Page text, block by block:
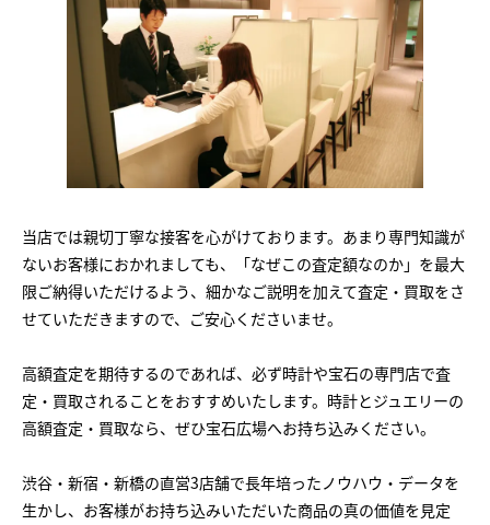
当店では親切丁寧な接客を心がけております。あまり専門知識が
ないお客様におかれましても、「なぜこの査定額なのか」を最大
限ご納得いただけるよう、細かなご説明を加えて査定・買取をさ
せていただきますので、ご安心くださいませ。
高額査定を期待するのであれば、必ず時計や宝石の専門店で査
定・買取されることをおすすめいたします。時計とジュエリーの
高額査定・買取なら、ぜひ宝石広場へお持ち込みください。
渋谷・新宿・新橋の直営3店舗で長年培ったノウハウ・データを
生かし、お客様がお持ち込みいただいた商品の真の価値を見定